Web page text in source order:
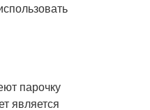
парочку
является